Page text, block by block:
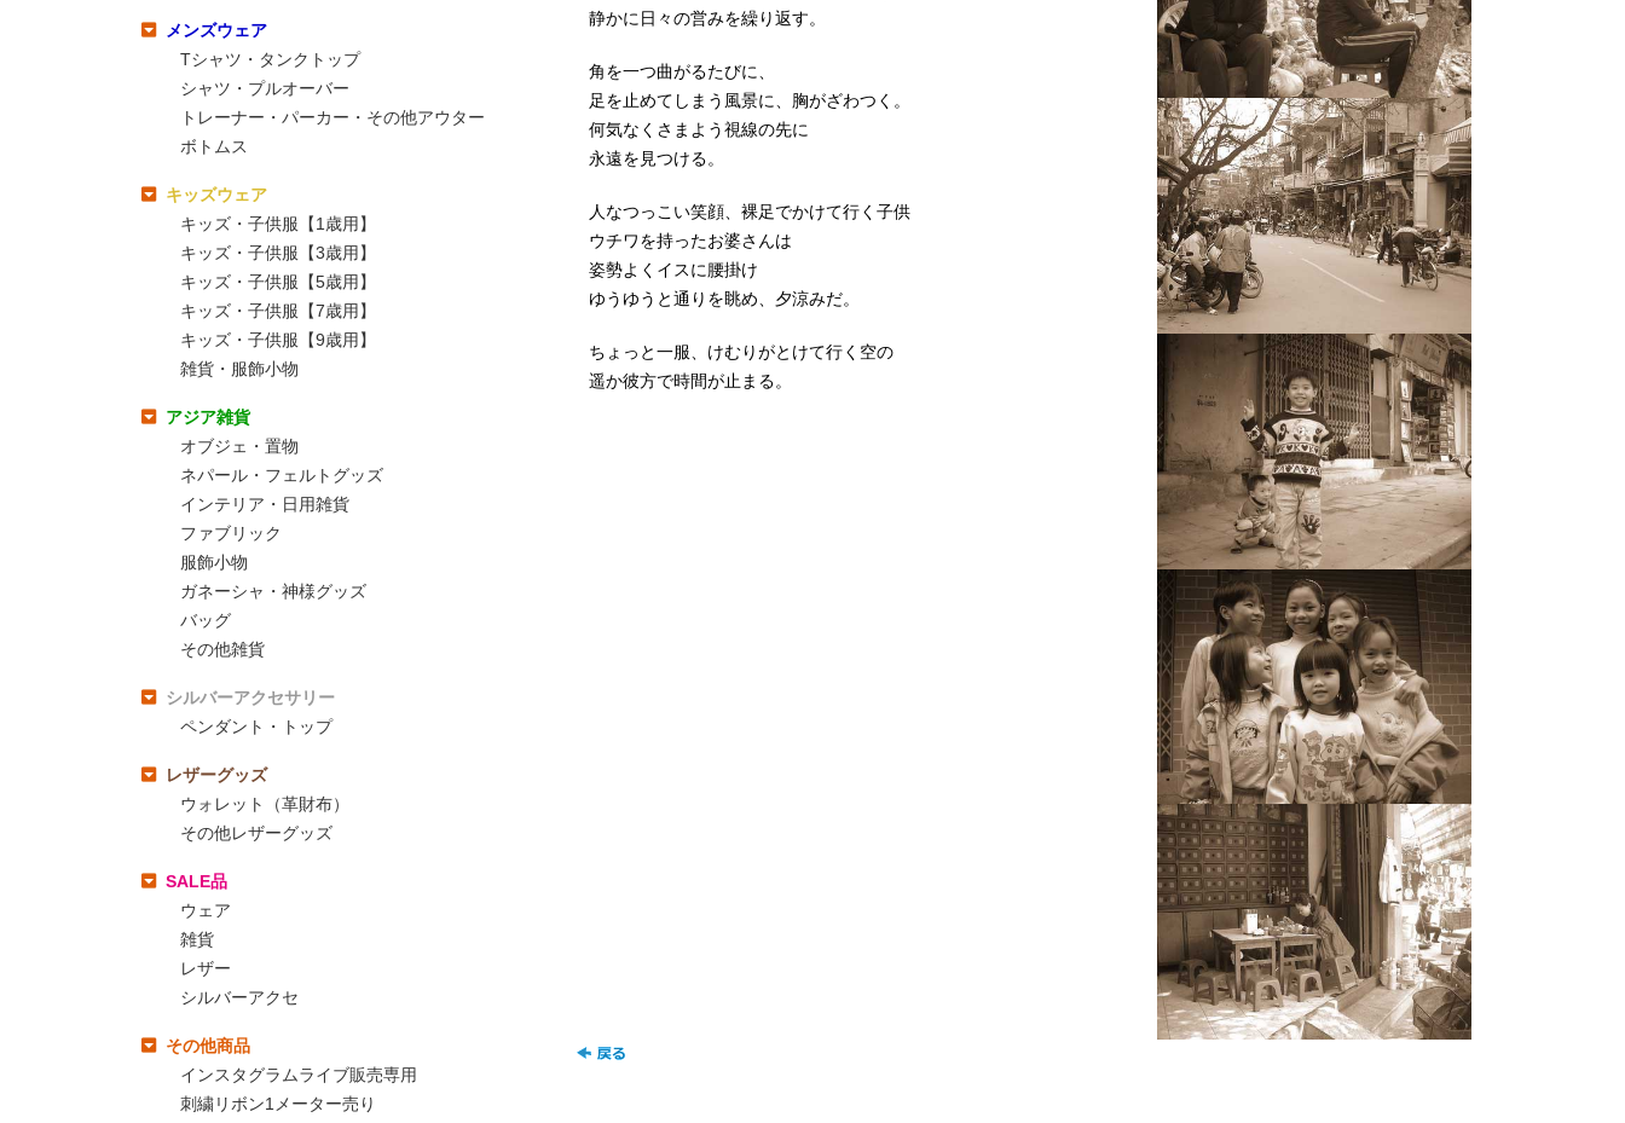
静かに日々の営みを繰り返す。
角を一つ曲がるたびに、
足を止めてしまう風景に、胸がざわつく。
何気なくさまよう視線の先に
永遠を見つける。
人なつっこい笑顔、裸足でかけて行く子供
ウチワを持ったお婆さんは
姿勢よくイスに腰掛け
ゆうゆうと通りを眺め、夕涼みだ。
ちょっと一服、けむりがとけて行く空の
遥か彼方で時間が止まる。
メンズウェア
Tシャツ・タンクトップ
シャツ・プルオーバー
トレーナー・パーカー・その他アウター
ボトムス
キッズウェア
キッズ・子供服【1歳用】
キッズ・子供服【3歳用】
キッズ・子供服【5歳用】
キッズ・子供服【7歳用】
キッズ・子供服【9歳用】
雑貨・服飾小物
アジア雑貨
オブジェ・置物
ネパール・フェルトグッズ
インテリア・日用雑貨
ファブリック
服飾小物
ガネーシャ・神様グッズ
バッグ
その他雑貨
シルバーアクセサリー
ペンダント・トップ
レザーグッズ
ウォレット（革財布）
その他レザーグッズ
SALE品
ウェア
雑貨
レザー
シルバーアクセ
その他商品
インスタグラムライブ販売専用
刺繍リボン1メーター売り